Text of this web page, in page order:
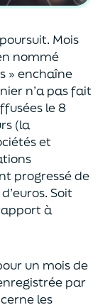
Mois
nommé
» enchaîne
n’a pas fait
le 8
(la
et
progressé de
Soit
à
un mois de
par
les